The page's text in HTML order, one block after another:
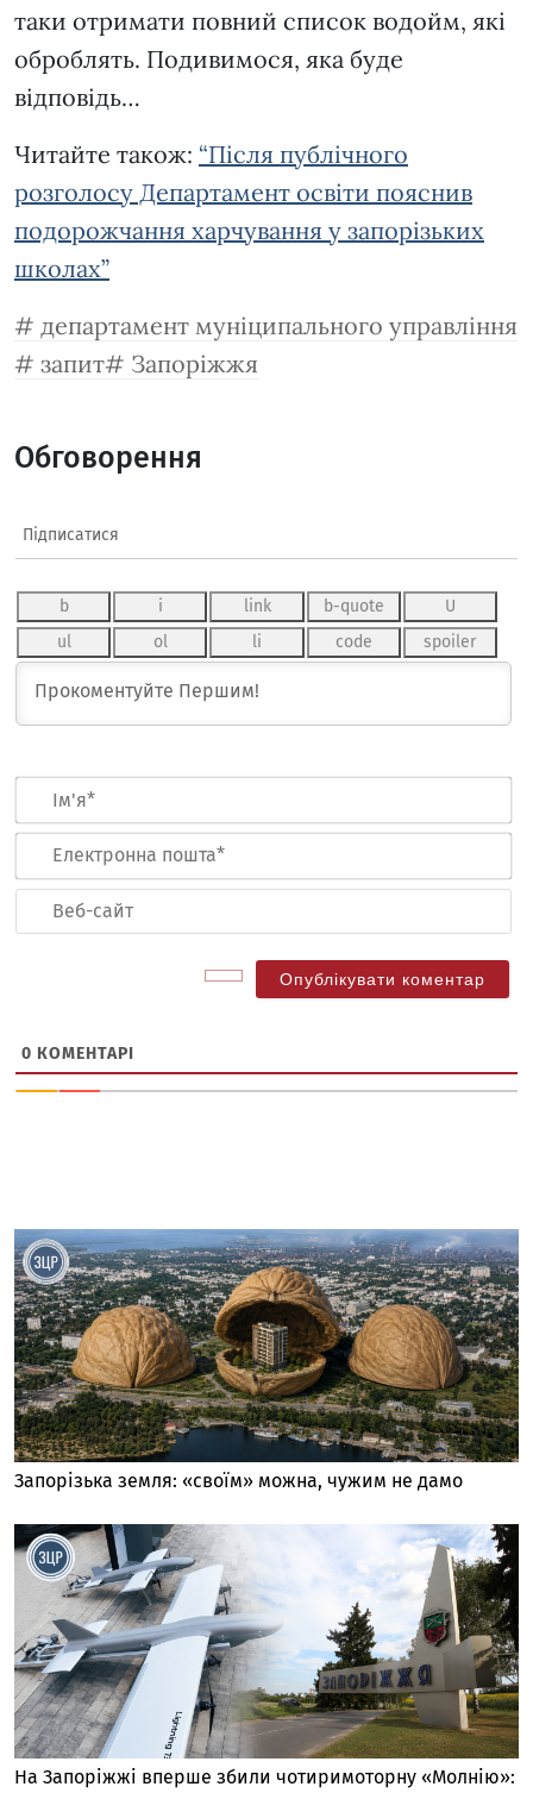
таки отримати повний список водойм, які
оброблять. Подивимося, яка буде
відповідь…
Читайте також: “Після публічного
розголосу Департамент освіти пояснив
подорожчання харчування у запорізьких
школах”
департамент муніципального управління
запит
Запоріжжя
Обговорення
Підписатися
0 КОМЕНТАРІ
Запорізька земля: «своїм» можна, чужим не дамо
На Запоріжжі вперше збили чотиримоторну «Молнію»: